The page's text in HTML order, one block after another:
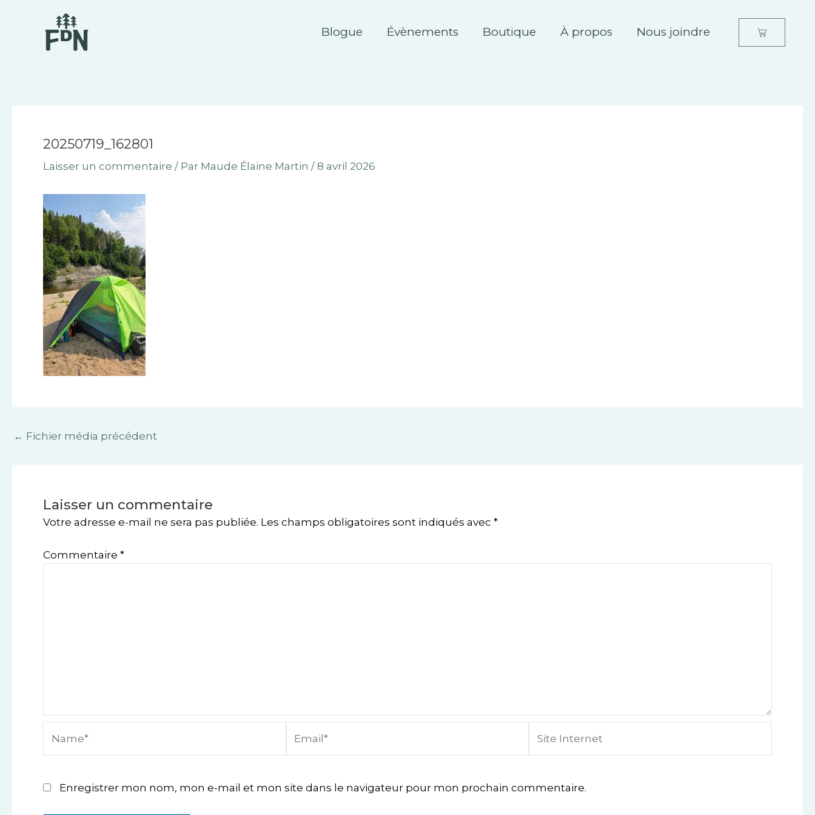
Blogue Évènements Boutique À propos Nous joindre Panier
20250719_162801
Laisser un commentaire / Par Maude Élaine Martin / 8 avril 2026
← Fichier média précédent
Laisser un commentaire
Votre adresse e-mail ne sera pas publiée. Les champs obligatoires sont indiqués avec *
Commentaire *
Enregistrer mon nom, mon e-mail et mon site dans le navigateur pour mon prochain commentaire.